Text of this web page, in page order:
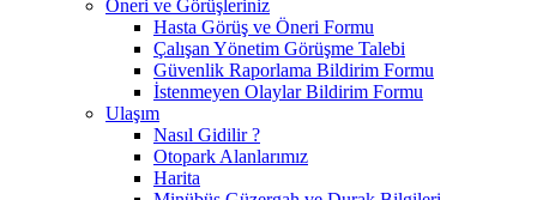
Öneri ve Görüşleriniz
Hasta Görüş ve Öneri Formu
Çalışan Yönetim Görüşme Talebi
Güvenlik Raporlama Bildirim Formu
İstenmeyen Olaylar Bildirim Formu
Ulaşım
Nasıl Gidilir ?
Otopark Alanlarımız
Harita